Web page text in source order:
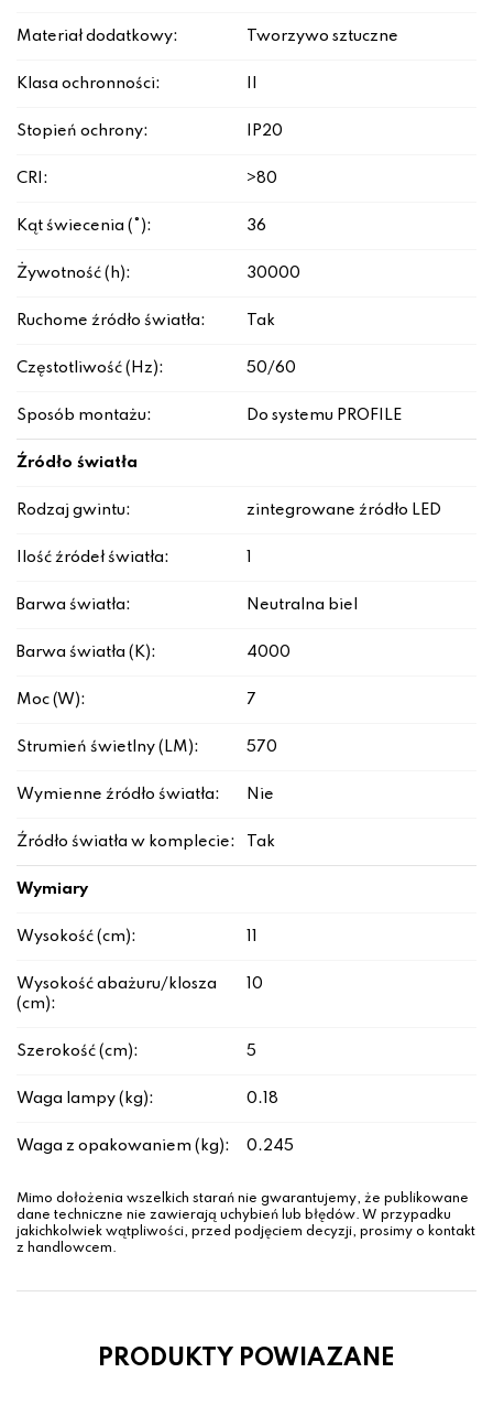
Materiał dodatkowy: Tworzywo sztuczne
Klasa ochronności:
Stopień ochrony: IP20
CRI: >80
Kąt świecenia (°): 36
Żywotność (h): 30000
Ruchome źródło światła: Tak
Częstotliwość (Hz): 50/60
Sposób montażu: Do systemu PROFILE
Źródło światła
Rodzaj gwintu: zintegrowane źródło LED
Ilość źródeł światła:
Barwa światła: Neutralna biel
Barwa światła (K): 4000
Moc (W): 7
Strumień świetlny (LM): 570
Wymienne źródło światła: Nie
Źródło światła w komplecie: Tak
Wymiary
Wysokość (cm):
Wysokość abażuru/klosza
(cm):
10
Szerokość (cm): 5
Waga lampy (kg): 0.18
Waga z opakowaniem (kg): 0.245
Mimo dołożenia wszelkich starań nie gwarantujemy, że publikowane
dane techniczne nie zawierają uchybień lub błędów. W przypadku
jakichkolwiek wątpliwości, przed podjęciem decyzji, prosimy o kontakt
z handlowcem.
PRODUKTY POWIAZANE